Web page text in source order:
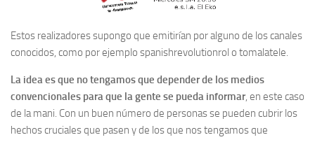
Estos realizadores supongo que emitirían por alguno de los canales
conocidos, como por ejemplo spanishrevolutionrol o tomalatele.
La idea es que no tengamos que depender de los medios
convencionales para que la gente se pueda informar, en este caso
de la mani. Con un buen número de personas se pueden cubrir los
hechos cruciales que pasen y de los que nos tengamos que